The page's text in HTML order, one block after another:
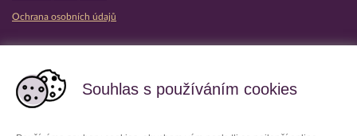
Souhlas s používáním cookies
Ochrana osobních údajů